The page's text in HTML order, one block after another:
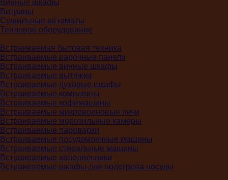
Винные шкафы
Витрины
Сушильные автоматы
Тепловое оборудование
Встраиваемая бытовая техника
Встраиваемые варочные панели
Встраиваемые винные шкафы
Встраиваемые вытяжки
Встраиваемые духовые шкафы
Встраиваемые комплекты
Встраиваемые кофемашины
Встраиваемые микроволновые печи
Встраиваемые морозильные камеры
Встраиваемые пароварки
Встраиваемые посудомоечные машины
Встраиваемые стиральные машины
Встраиваемые холодильники
Встраиваемые шкафы для подогрева посуды